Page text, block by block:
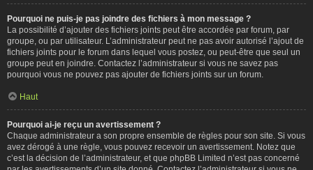
Pourquoi ne puis-je pas joindre des fichiers à mon message ?
La possibilité d’ajouter des fichiers joints peut être accordée par forum, par
groupe, ou par utilisateur. L’administrateur peut ne pas avoir autorisé l’ajout de
fichiers joints pour le forum dans lequel vous postez, ou peut-être que seul un
groupe peut en joindre. Contactez l’administrateur si vous ne savez pas
pourquoi vous ne pouvez pas ajouter de fichiers joints sur un forum.
Haut
Pourquoi ai-je reçu un avertissement ?
Chaque administrateur a son propre ensemble de règles pour son site. Si vous
avez dérogé à une règle, vous pouvez recevoir un avertissement. Notez que
c’est la décision de l’administrateur, et que phpBB Limited n’est pas concerné